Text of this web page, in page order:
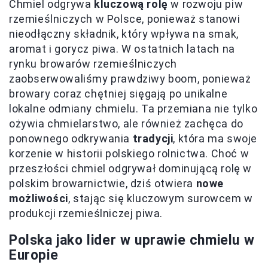
Chmiel odgrywa kluczową rolę w rozwoju piw
rzemieślniczych w Polsce, ponieważ stanowi
nieodłączny składnik, który wpływa na smak,
aromat i gorycz piwa. W ostatnich latach na
rynku browarów rzemieślniczych
zaobserwowaliśmy prawdziwy boom, ponieważ
browary coraz chętniej sięgają po unikalne
lokalne odmiany chmielu. Ta przemiana nie tylko
ożywia chmielarstwo, ale również zachęca do
ponownego odkrywania tradycji, która ma swoje
korzenie w historii polskiego rolnictwa. Choć w
przeszłości chmiel odgrywał dominującą rolę w
polskim browarnictwie, dziś otwiera nowe
możliwości, stając się kluczowym surowcem w
produkcji rzemieślniczej piwa.
Polska jako lider w uprawie chmielu w
Europie